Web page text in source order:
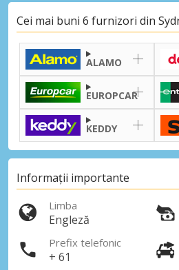
Cei mai buni 6 furnizori din
ALAMO
EUROPCAR
KEDDY
Informații importante
Limba
Engleză
Prefix telefonic
+ 61